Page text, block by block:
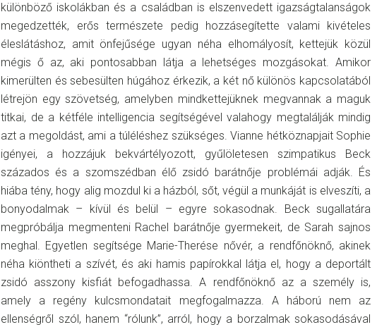
különböző iskolákban és a családban is elszenvedett igazságtalanságok
megedzették, erős természete pedig hozzásegítette valami kivételes
éleslátáshoz, amit önfejűsége ugyan néha elhomályosít, kettejük közül
mégis ő az, aki pontosabban látja a lehetséges mozgásokat. Amikor
kimerülten és sebesülten húgához érkezik, a két nő különös kapcsolatából
létrejön egy szövetség, amelyben mindkettejüknek megvannak a maguk
titkai, de a kétféle intelligencia segítségével valahogy megtalálják mindig
azt a megoldást, ami a túléléshez szükséges. Vianne hétköznapjait Sophie
igényei, a hozzájuk bekvártélyozott, gyűlöletesen szimpatikus Beck
százados és a szomszédban élő zsidó barátnője problémái adják. És
hiába tény, hogy alig mozdul ki a házból, sőt, végül a munkáját is elveszíti, a
bonyodalmak – kívül és belül – egyre sokasodnak. Beck sugallatára
megpróbálja megmenteni Rachel barátnője gyermekeit, de Sarah sajnos
meghal. Egyetlen segítsége Marie-Therése nővér, a rendfőnöknő, akinek
néha kiöntheti a szívét, és aki hamis papírokkal látja el, hogy a deportált
zsidó asszony kisfiát befogadhassa. A rendfőnöknő az a személy is,
amely a regény kulcsmondatait megfogalmazza. A háború nem az
ellenségről szól, hanem “rólunk”, arról, hogy a borzalmak sokasodásával